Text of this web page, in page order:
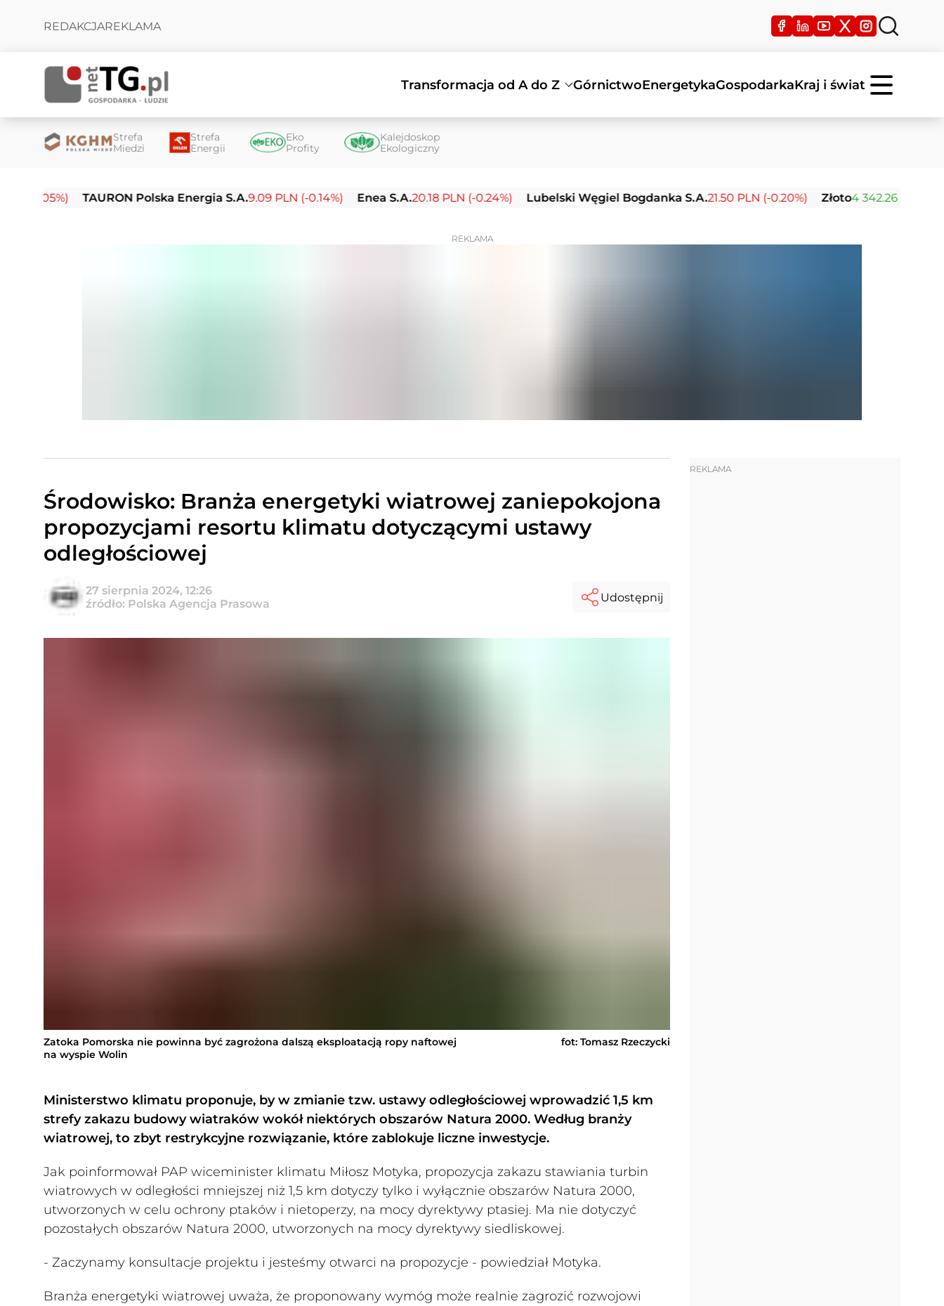
REDAKCJAREKLAMA
Transformacja od A do Z GórnictwoEnergetykaGospodarkaKraj i świat
Strefa
Miedzi
Strefa
Energii
Eko
Profity
Kalejdoskop
Ekologiczny
TAURON Polska Energia S.A.9.09 PLN (-0.14%) Enea S.A.20.18 PLN (-0.24%) Lubelski Węgiel Bogdanka S.A.21.50 PLN (-0.20%) Złoto4 342.26 USD (0.00%)
REKLAMA
Środowisko: Branża energetyki wiatrowej zaniepokojona
propozycjami resortu klimatu dotyczącymi ustawy
odległościowej
27 sierpnia 2024, 12:26
źródło: Polska Agencja Prasowa
Udostępnij
Zatoka Pomorska nie powinna być zagrożona dalszą eksploatacją ropy naftowej
na wyspie Wolin
fot: Tomasz Rzeczycki
Ministerstwo klimatu proponuje, by w zmianie tzw. ustawy odległościowej wprowadzić 1,5 km
strefy zakazu budowy wiatraków wokół niektórych obszarów Natura 2000. Według branży
wiatrowej, to zbyt restrykcyjne rozwiązanie, które zablokuje liczne inwestycje.
Jak poinformował PAP wiceminister klimatu Miłosz Motyka, propozycja zakazu stawiania turbin
wiatrowych w odległości mniejszej niż 1,5 km dotyczy tylko i wyłącznie obszarów Natura 2000,
utworzonych w celu ochrony ptaków i nietoperzy, na mocy dyrektywy ptasiej. Ma nie dotyczyć
pozostałych obszarów Natura 2000, utworzonych na mocy dyrektywy siedliskowej.
- Zaczynamy konsultacje projektu i jesteśmy otwarci na propozycje - powiedział Motyka.
Branża energetyki wiatrowej uważa, że proponowany wymóg może realnie zagrozić rozwojowi
REKLAMA